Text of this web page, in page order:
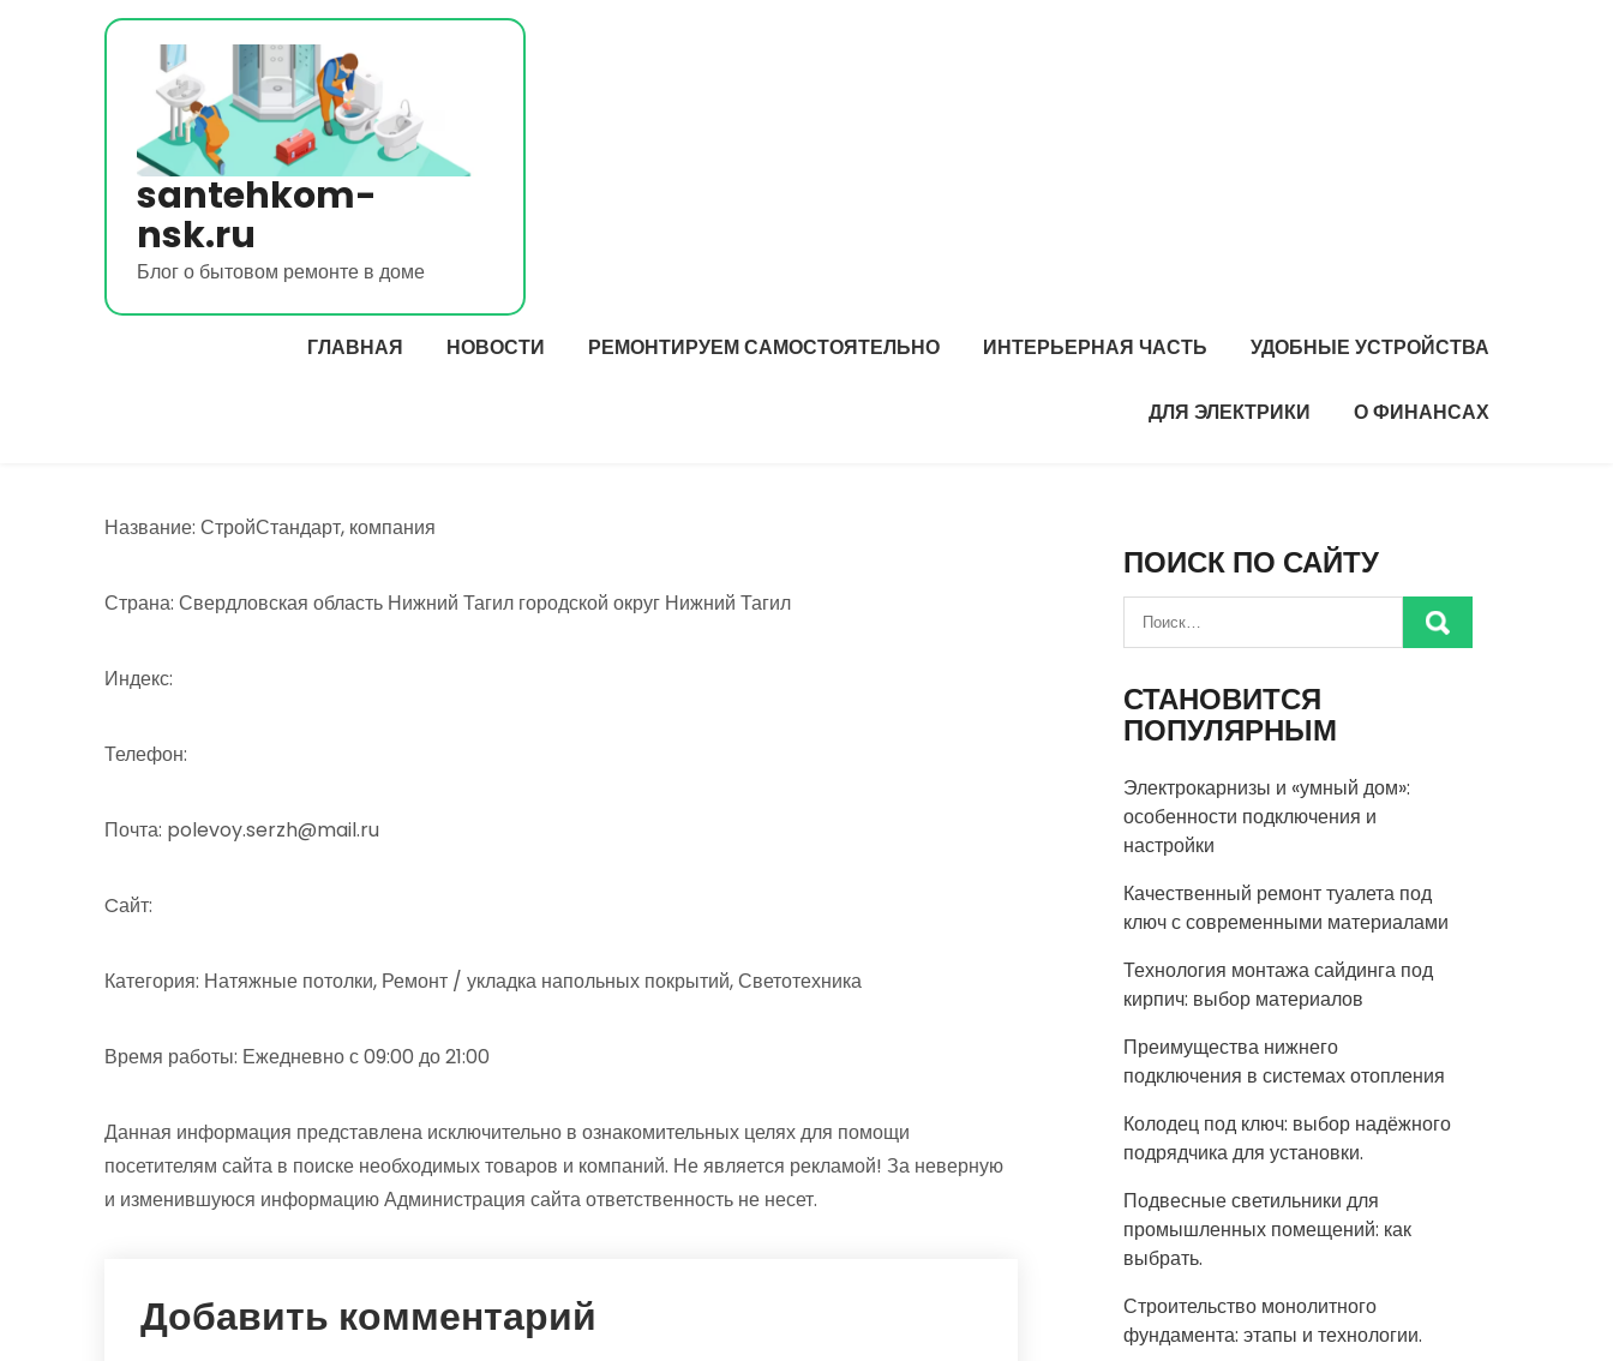
santehkom-
nsk.ru
Блог о бытовом ремонте в доме
ГЛАВНАЯ НОВОСТИ РЕМОНТИРУЕМ САМОСТОЯТЕЛЬНО ИНТЕРЬЕРНАЯ ЧАСТЬ УДОБНЫЕ УСТРОЙСТВА
ДЛЯ ЭЛЕКТРИКИ О ФИНАНСАХ
Название: СтройСтандарт, компания
Страна: Свердловская область Нижний Тагил городской округ Нижний Тагил
Индекс:
Телефон:
Почта: polevoy.serzh@mail.ru
Cайт:
Категория: Натяжные потолки, Ремонт / укладка напольных покрытий, Светотехника
Время работы: Ежедневно с 09:00 до 21:00
Данная информация представлена исключительно в ознакомительных целях для помощи
посетителям сайта в поиске необходимых товаров и компаний. Не является рекламой! За неверную
и изменившуюся информацию Администрация сайта ответственность не несет.
Добавить комментарий
ПОИСК ПО САЙТУ
СТАНОВИТСЯ
ПОПУЛЯРНЫМ
Электрокарнизы и «умный дом»:
особенности подключения и
настройки
Качественный ремонт туалета под
ключ с современными материалами
Технология монтажа сайдинга под
кирпич: выбор материалов
Преимущества нижнего
подключения в системах отопления
Колодец под ключ: выбор надёжного
подрядчика для установки.
Подвесные светильники для
промышленных помещений: как
выбрать.
Строительство монолитного
фундамента: этапы и технологии.